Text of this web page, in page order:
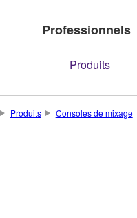
Professionnels
Produits
Produits Consoles de mixage